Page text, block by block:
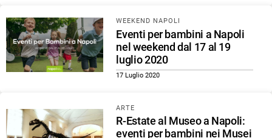
WEEKEND NAPOLI
Eventi per bambini a Napoli
nel weekend dal 17 al 19
luglio 2020
17 Luglio 2020
ARTE
R-Estate al Museo a Napoli:
eventi per bambini nei Musei